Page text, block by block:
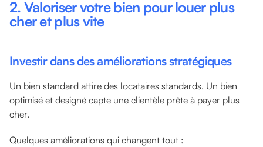
2. Valoriser votre bien pour louer plus
cher et plus vite
Investir dans des améliorations stratégiques
Un bien standard attire des locataires standards. Un bien
optimisé et designé capte une clientèle prête à payer plus
cher.
Quelques améliorations qui changent tout :